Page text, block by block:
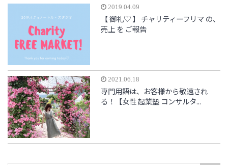
2019.04.09
【 御礼♡ 】 チャリティーフリマ の、
売上 を ご報告
2021.06.18
専門用語は、お客様から敬遠され
る！【女性 起業塾 コンサルタ...